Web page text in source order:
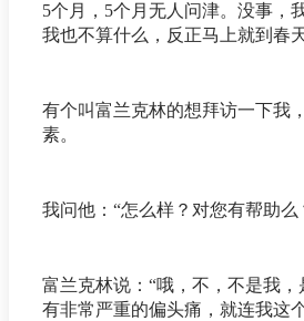
5个月，5个月无人问津。没事，
我也不算什么，反正马上就到春天
有个叫富兰克林的想拜访一下我
素。
我问他：“怎么样？对您有帮助么
富兰克林说：“哦，不，不是我
有非常严重的偏头痛，就连我这